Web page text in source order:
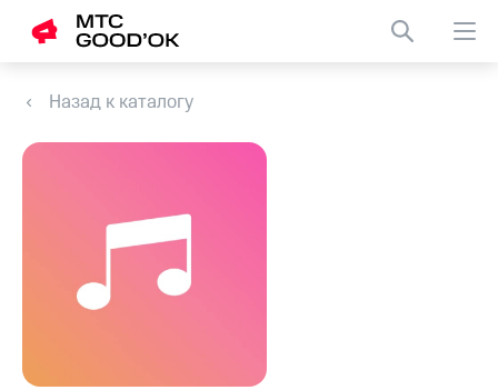
Назад к каталогу